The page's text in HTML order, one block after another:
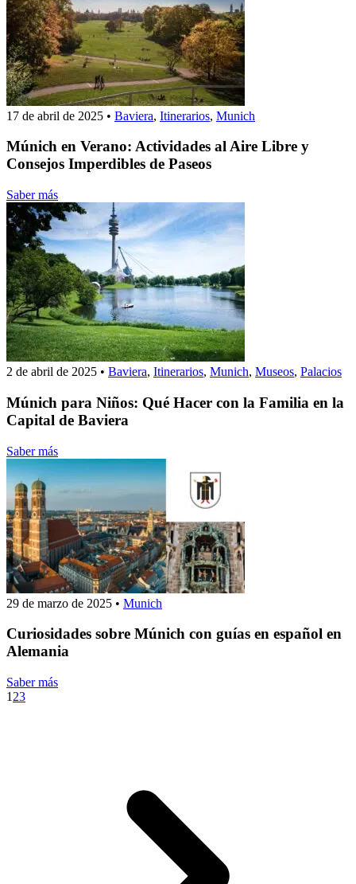
17 de abril de 2025 • Baviera, Itinerarios, Munich
Múnich en Verano: Actividades al Aire Libre y
Consejos Imperdibles de Paseos
Saber más
2 de abril de 2025 • Baviera, Itinerarios, Munich, Museos, Palacios
Múnich para Niños: Qué Hacer con la Familia en la
Capital de Baviera
Saber más
29 de marzo de 2025 • Munich
Curiosidades sobre Múnich con guías en español en
Alemania
Saber más
1 23